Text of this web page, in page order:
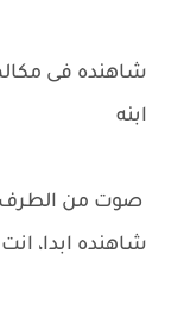
شاهنده فى
ابنه
صوت من الطرف
شاهنده ابدا،